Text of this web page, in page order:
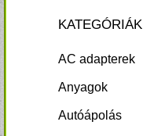
KATEGÓRIÁK
AC adapterek
Anyagok
Autóápolás